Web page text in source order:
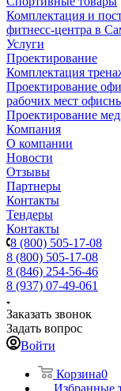
Комплектация и
фитнесс-центра в
Услуги
Проектирование
Комплектация
Проектирование
рабочих мест
Проектирование
Компания
О компании
Новости
Отзывы
Партнеры
Контакты
Тендеры
Контакты
8 (800) 505-17-08
8 (800) 505-17-08
8 (846) 254-56-46
8 (937) 07-49-061
Заказать звонок
Задать вопрос
Войти
Корзина0
Избранные